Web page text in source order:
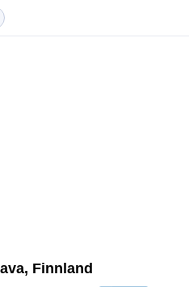
Finnland
(aktuell)
nach Land
Land